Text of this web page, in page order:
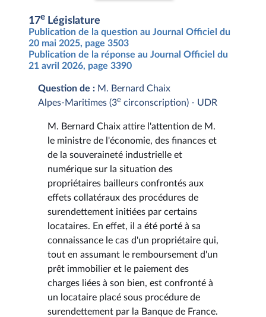
17e Législature
Publication de la question au Journal Officiel du
20 mai 2025, page 3503
Publication de la réponse au Journal Officiel du
21 avril 2026, page 3390
Question de : M. Bernard Chaix
Alpes-Maritimes (3e circonscription) - UDR
M. Bernard Chaix attire l'attention de M.
le ministre de l'économie, des finances et
de la souveraineté industrielle et
numérique sur la situation des
propriétaires bailleurs confrontés aux
effets collatéraux des procédures de
surendettement initiées par certains
locataires. En effet, il a été porté à sa
connaissance le cas d'un propriétaire qui,
tout en assumant le remboursement d'un
prêt immobilier et le paiement des
charges liées à son bien, est confronté à
un locataire placé sous procédure de
surendettement par la Banque de France.